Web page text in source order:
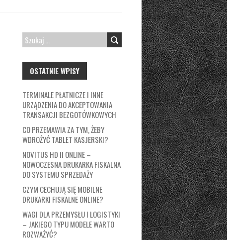
SZUKAJ:
OSTATNIE WPISY
TERMINALE PŁATNICZE I INNE
URZĄDZENIA DO AKCEPTOWANIA
TRANSAKCJI BEZGOTÓWKOWYCH
CO PRZEMAWIA ZA TYM, ŻEBY
WDROŻYĆ TABLET KASJERSKI?
NOVITUS HD II ONLINE –
NOWOCZESNA DRUKARKA FISKALNA
DO SYSTEMU SPRZEDAŻY
CZYM CECHUJĄ SIĘ MOBILNE
DRUKARKI FISKALNE ONLINE?
WAGI DLA PRZEMYSŁU I LOGISTYKI
– JAKIEGO TYPU MODELE WARTO
ROZWAŻYĆ?